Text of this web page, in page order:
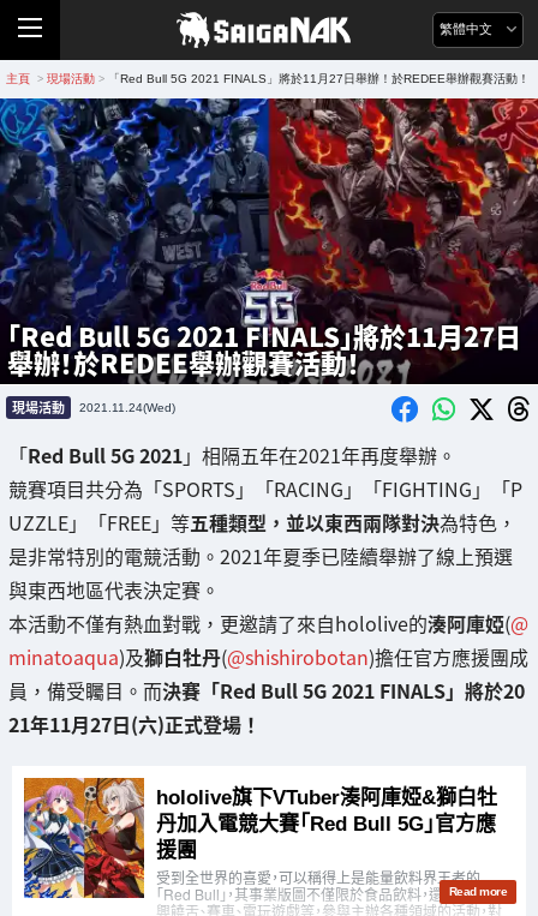
繁體中文
主頁 > 現場活動 > 「Red Bull 5G 2021 FINALS」將於11月27日舉辦！於REDEE舉辦觀賽活動！
「Red Bull 5G 2021 FINALS」將於11月27日
舉辦！於REDEE舉辦觀賽活動！
現場活動 2021.11.24(Wed)
「Red Bull 5G 2021」相隔五年在2021年再度舉辦。
競賽項目共分為「SPORTS」「RACING」「FIGHTING」「P
UZZLE」「FREE」等五種類型，並以東西兩隊對決為特色，
是非常特別的電競活動。2021年夏季已陸續舉辦了線上預選
與東西地區代表決定賽。
本活動不僅有熱血對戰，更邀請了來自hololive的湊阿庫婭(@
minatoaqua)及獅白牡丹(@shishirobotan)擔任官方應援團成
員，備受矚目。而決賽「Red Bull 5G 2021 FINALS」將於20
21年11月27日(六)正式登場！